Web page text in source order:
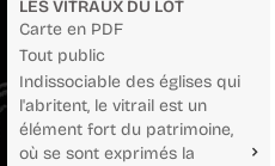
LES VITRAUX DU LOT
Carte en PDF
Tout public
Indissociable des églises qui
l'abritent, le vitrail est un
élément fort du patrimoine,
où se sont exprimés la